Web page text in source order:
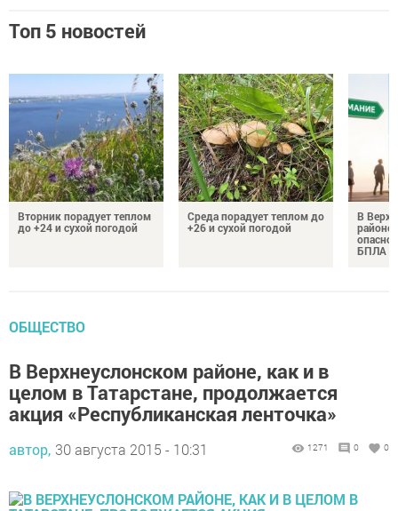
Топ 5 новостей
Вторник порадует теплом
до +24 и сухой погодой
Среда порадует теплом до
+26 и сухой погодой
В
районе
БПЛА
ОБЩЕСТВО
В Верхнеуслонском районе, как и в
целом в Татарстане, продолжается
акция «Республиканская ленточка»
автор, 30 августа 2015 - 10:31 1271 0 0